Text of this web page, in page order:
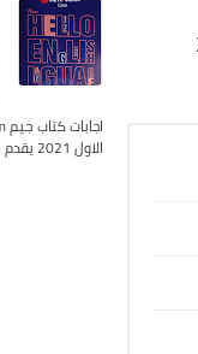
الاول 2021 يقدم موقع مجتمع ثانوية التعل…